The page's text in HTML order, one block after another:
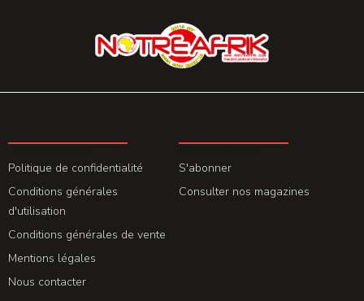
Politique de confidentialité
Conditions générales
d'utilisation
Conditions générales de vente
Mentions légales
Nous contacter
S'abonner
Consulter nos magazines